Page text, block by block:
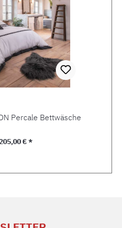
Percale Bettwäsche
Preis:
€ *